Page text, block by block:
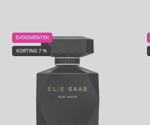
EVENEMENTEN
KORTING 7 %